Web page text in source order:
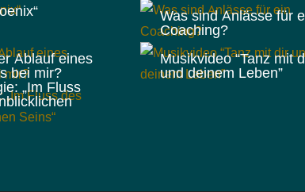
Was sind Anlässe für
Coaching?
Ablauf eines
bei mir?
Musikvideo “Tanz mit
und deinem Leben”
„Im Fluss